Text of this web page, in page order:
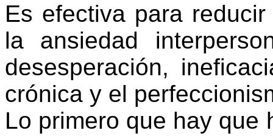
Es efectiva para
la ansiedad
desesperación,
crónica y el
Lo primero que hay que